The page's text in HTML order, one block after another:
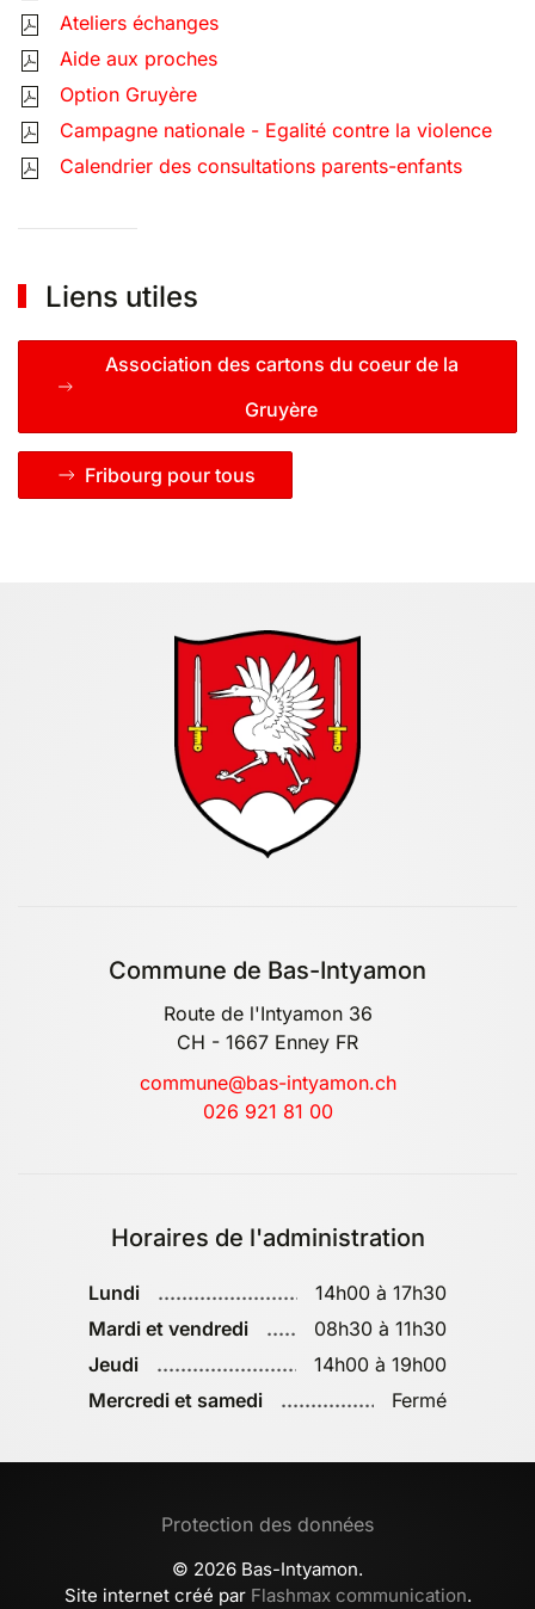
Ateliers échanges
Aide aux proches
Option Gruyère
Campagne nationale - Egalité contre la violence
Calendrier des consultations parents-enfants
Liens utiles
Association des cartons du coeur de la
Gruyère
Fribourg pour tous
Commune de Bas-Intyamon
Route de l'Intyamon 36
CH - 1667 Enney FR
commune@bas-intyamon.ch
026 921 81 00
Horaires de l'administration
Lundi
14h00 à 17h30
Mardi et vendredi
08h30 à 11h30
Jeudi
14h00 à 19h00
Mercredi et samedi
Fermé
© 2026 Bas-Intyamon.
Site internet créé par Flashmax communication.
Protection des données